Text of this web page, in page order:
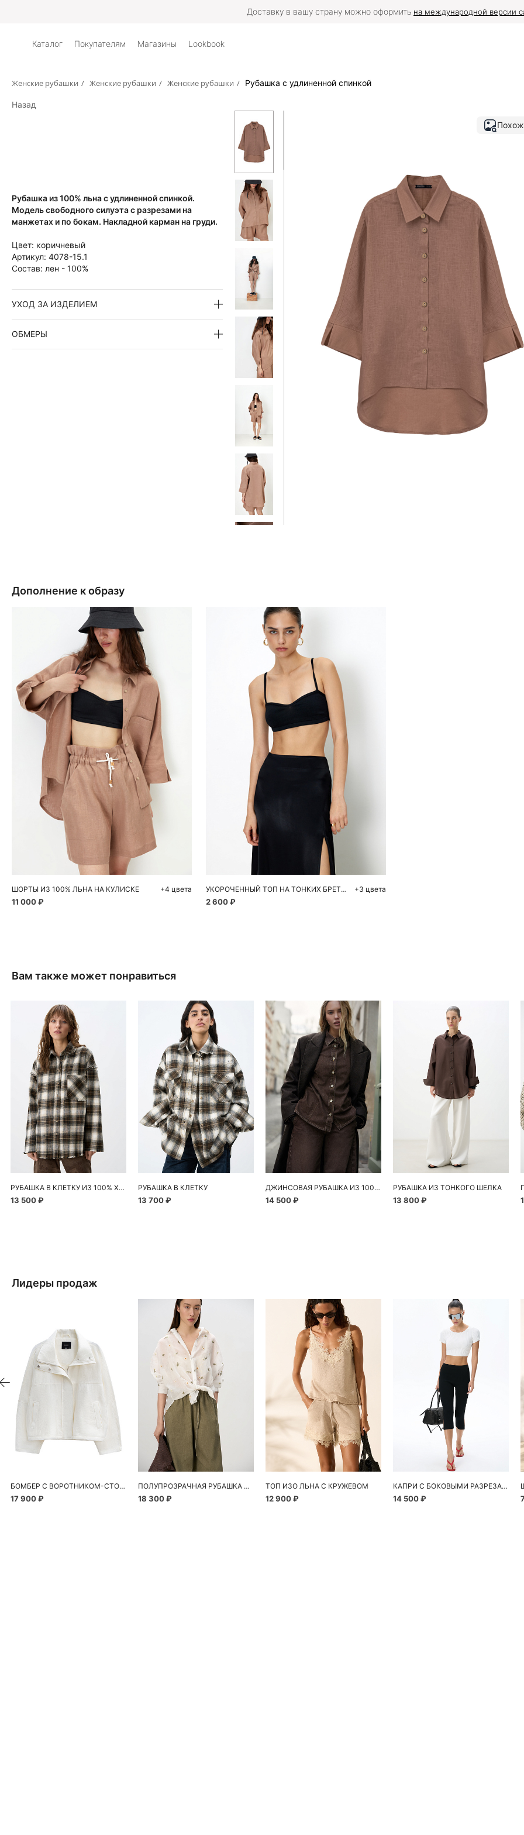
Доставку в вашу страну можно оформить на международной версии
Каталог Покупателям Магазины Lookbook
Женские рубашки / Женские рубашки / Женские рубашки / Рубашка с удлиненной спинкой
Назад
Рубашка из 100% льна с удлиненной спинкой.
Модель свободного силуэта с разрезами на
манжетах и по бокам. Накладной карман на груди.
Цвет: коричневый
Артикул: 4078-15.1
Состав: лен - 100%
УХОД ЗА ИЗДЕЛИЕМ
ОБМЕРЫ
Дополнение к образу
Добавить в корзину
S
ШОРТЫ ИЗ 100% ЛЬНА НА КУЛИСКЕ
11 000 ₽
+4 цвета
Добавить в корзину
M
УКОРОЧЕННЫЙ ТОП НА ТОНКИХ БРЕТЕЛЯХ
2 600 ₽
+3 цвета
Вам также может понравиться
РУБАШКА В КЛЕТКУ ИЗ 100% ХЛОПКА
13 500 ₽
РУБАШКА В КЛЕТКУ
13 700 ₽
ДЖИНСОВАЯ РУБАШКА ИЗ 100% ХЛОПКА
14 500 ₽
РУБАШКА ИЗ ТОНКОГО ШЕЛКА
13 800 ₽
Лидеры продаж
БОМБЕР С ВОРОТНИКОМ-СТОЙКОЙ
17 900 ₽
ПОЛУПРОЗРАЧНАЯ РУБАШКА С РОМАШКАМИ
18 300 ₽
ТОП ИЗО ЛЬНА С КРУЖЕВОМ
12 900 ₽
КАПРИ С БОКОВЫМИ РАЗРЕЗАМИ
14 500 ₽